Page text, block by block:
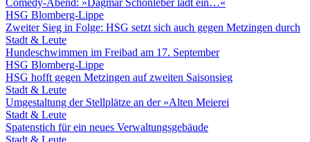
Comedy-Abend: »Dagmar Schönleber lädt ein…«
HSG Blomberg-Lippe
Zweiter Sieg in Folge: HSG setzt sich auch gegen Metzingen durch
Stadt & Leute
Hundeschwimmen im Freibad am 17. September
HSG Blomberg-Lippe
HSG hofft gegen Metzingen auf zweiten Saisonsieg
Stadt & Leute
Umgestaltung der Stellplätze an der »Alten Meierei
Stadt & Leute
Spatenstich für ein neues Verwaltungsgebäude
Stadt & Leute